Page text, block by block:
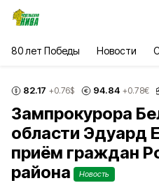
80 лет Победы Новости
82.17 +0.76$ 94.84 +0.78€
Зампрокурора
области Эдуард
приём граждан
района
Новость